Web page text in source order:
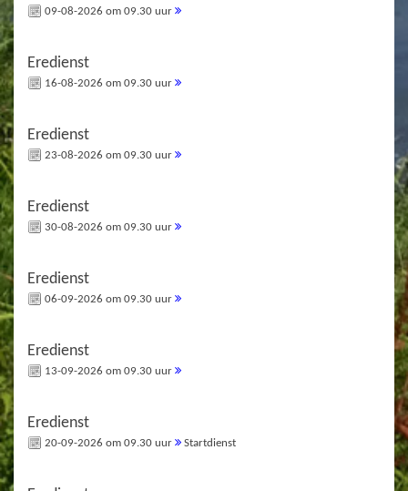
09-08-2026 om 09.30 uur
Eredienst
16-08-2026 om 09.30 uur
Eredienst
23-08-2026 om 09.30 uur
Eredienst
30-08-2026 om 09.30 uur
Eredienst
06-09-2026 om 09.30 uur
Eredienst
13-09-2026 om 09.30 uur
Eredienst
20-09-2026 om 09.30 uur Startdienst